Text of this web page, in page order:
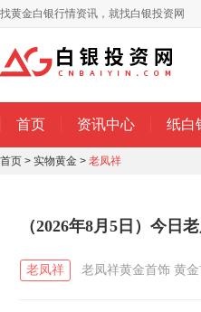
找黄金白银行情资讯，就找白银投资网
首页 资讯中心 纸白
首页 > 实物黄金 > 老凤祥
（2026年8月5日）今日
老凤祥 老凤祥黄金首饰 黄